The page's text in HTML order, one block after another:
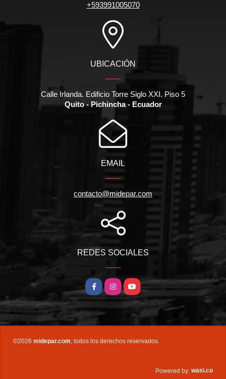
+593991005070
UBICACIÓN
Calle Irlanda. Edificio Torre Siglo XXI. Piso 5
Quito - Pichincha - Ecuador
EMAIL
contacto@midepar.com
REDES SOCIALES
FacebookInstagramYouTube
©2026 midepar.com, todos los derechos reservados.
Powered by: wasi.co